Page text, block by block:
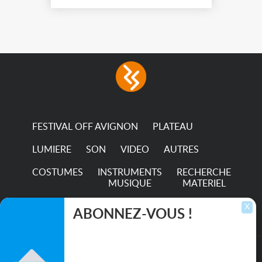
Live....
FESTIVAL OFF AVIGNON PLATEAU
LUMIERE SON VIDEO AUTRES
COSTUMES
INSTRUMENTS
MUSIQUE
RECHERCHE
MATERIEL
TRANSPORTS X
ABONNEZ-VOUS !